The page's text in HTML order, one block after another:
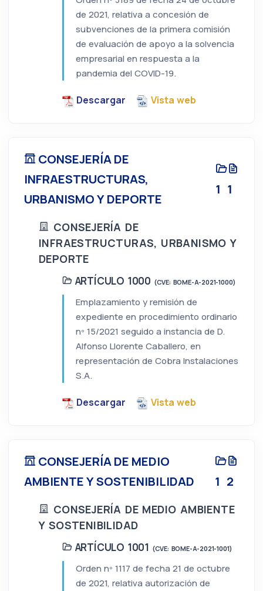
de 2021, relativa a concesión de
subvenciones de la primera comisión
de evaluación de apoyo a la solvencia
empresarial en respuesta a la
pandemia del COVID-19.
Descargar Vista web
CONSEJERÍA DE
INFRAESTRUCTURAS,
URBANISMO Y DEPORTE
1 1
CONSEJERÍA DE
INFRAESTRUCTURAS, URBANISMO Y
DEPORTE
ARTÍCULO 1000 (CVE: BOME-A-2021-1000)
Emplazamiento y remisión de
expediente en procedimiento ordinario
nº 15/2021 seguido a instancia de D.
Alfonso Llorente Caballero, en
representación de Cobra Instalaciones
S.A.
Descargar Vista web
CONSEJERÍA DE MEDIO
AMBIENTE Y SOSTENIBILIDAD
1 2
CONSEJERÍA DE MEDIO AMBIENTE
Y SOSTENIBILIDAD
ARTÍCULO 1001 (CVE: BOME-A-2021-1001)
Orden nº 1117 de fecha 21 de octubre
de 2021, relativa autorización de